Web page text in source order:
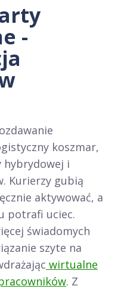
-
koszmar,
hybrydowej i
Kurierzy gubią
aktywować, a
potrafi uciec.
świadomych
szyte na
wirtualne
. Z